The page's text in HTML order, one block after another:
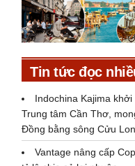
Tin tức đọc
Indochina Kajima
Trung tâm Cần Thơ,
Đồng bằng sông Cửu
Vantage nâng cấp